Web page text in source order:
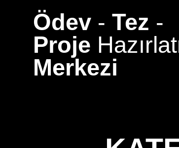
Ödev - Tez -
Proje
Merkezi